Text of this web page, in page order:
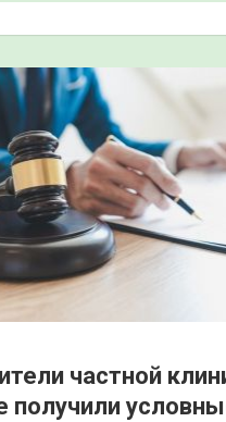
частной
получили